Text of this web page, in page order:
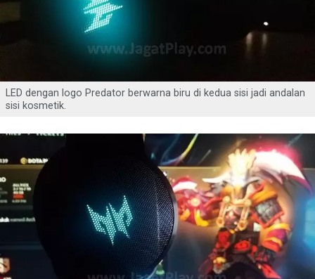
LED dengan logo Predator berwarna biru di kedua sisi jadi andalan
sisi kosmetik.